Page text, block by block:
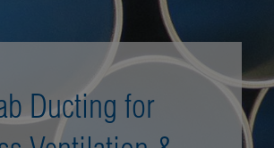
Ducting for